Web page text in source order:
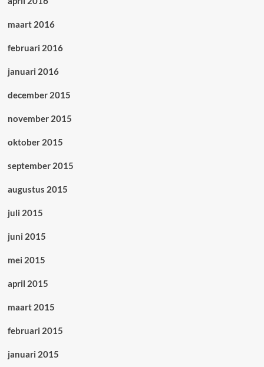
maart 2016
februari 2016
januari 2016
december 2015
november 2015
oktober 2015
september 2015
augustus 2015
juli 2015
juni 2015
mei 2015
april 2015
maart 2015
februari 2015
januari 2015